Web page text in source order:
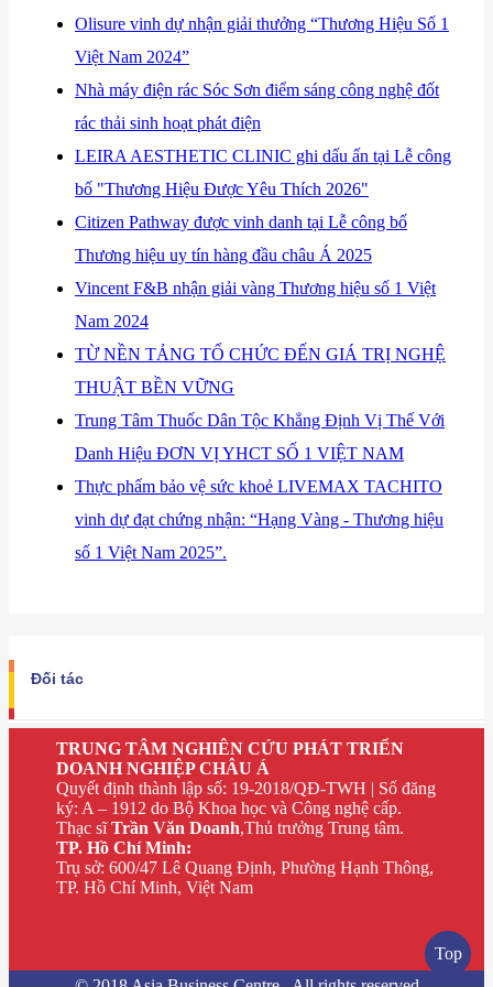
​Olisure vinh dự nhận giải thưởng “Thương Hiệu Số 1
Việt Nam 2024”
​Nhà máy điện rác Sóc Sơn điểm sáng công nghệ đốt
rác thải sinh hoạt phát điện
​LEIRA AESTHETIC CLINIC ghi dấu ấn tại Lễ công
bố "Thương Hiệu Được Yêu Thích 2026"
​Citizen Pathway được vinh danh tại Lễ công bố
Thương hiệu uy tín hàng đầu châu Á 2025
Vincent F&B nhận giải vàng Thương hiệu số 1 Việt
Nam 2024
TỪ NỀN TẢNG TỔ CHỨC ĐẾN GIÁ TRỊ NGHỆ
THUẬT BỀN VỮNG
Trung Tâm Thuốc Dân Tộc Khẳng Định Vị Thế Với
Danh Hiệu ĐƠN VỊ YHCT SỐ 1 VIỆT NAM
Thực phẩm bảo vệ sức khoẻ LIVEMAX TACHITO
vinh dự đạt chứng nhận: “Hạng Vàng - Thương hiệu
số 1 Việt Nam 2025”.
Đối tác
TRUNG TÂM NGHIÊN CỨU PHÁT TRIỂN
DOANH NGHIỆP CHÂU Á
Quyết định thành lập số: 19-2018/QĐ-TWH | Số đăng
ký: A – 1912 do Bộ Khoa học và Công nghệ cấp.
Thạc sĩTrần Văn Doanh,Thủ trưởng Trung tâm.
TP. Hồ Chí Minh:
Trụ sở: 600/47 Lê Quang Định, Phường Hạnh Thông,
TP. Hồ Chí Minh, Việt Nam
Top